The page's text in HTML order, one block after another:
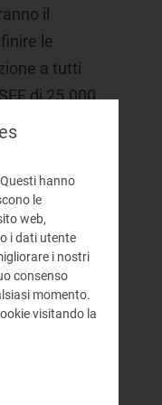
il
le
a tutti
di 25.000
è
prevista
si
hanno
le
web,
i dati utente
i nostri
consenso
momento.
visitando la